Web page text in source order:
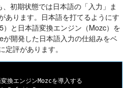
初期状態では日本語の「入力」ま
あります。日本語を打てるようにす
と日本語変換エンジン（Mozc）を
開発した日本語入力の仕組みをベ
評があります。
換エンジンMozcを導入する